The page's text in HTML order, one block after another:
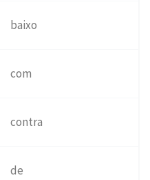
baixo
com
contra
de